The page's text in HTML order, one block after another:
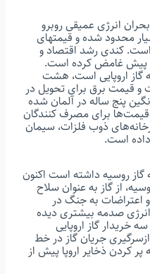
انرژی عمیقی روبرو
محدود شده و قیمتهای
کندی رشد اقتصاد و
پیش غامض کرده است.
گاز اروپایی است، هشت
و قیمت برق برای تحویل در
میانگین پنج ساله در آلمان شده
قیمت‌ها برای مصرف کنندگان
ذوب فلزات، سیمان
داده است.
گاز روسیه داشته است اکنون
از گاز به عنوان سلاح
اعتراضات به جنگ در
انرژی صدمه بیشتری دیده
خریدار گاز اروپایی
جریان گاز در خط
چندانی به پر کردن ذخایر اروپا پیش از